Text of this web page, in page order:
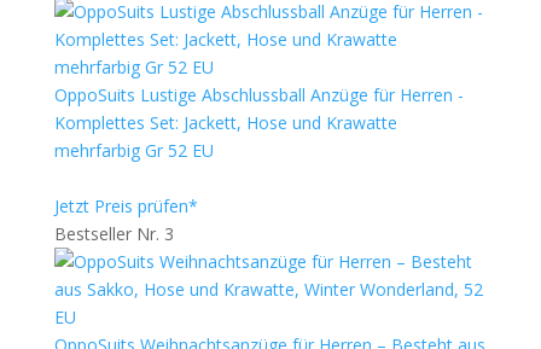
OppoSuits Lustige Abschlussball Anzüge für Herren -
Komplettes Set: Jackett, Hose und Krawatte
mehrfarbig Gr 52 EU
Jetzt Preis prüfen*
Bestseller Nr. 3